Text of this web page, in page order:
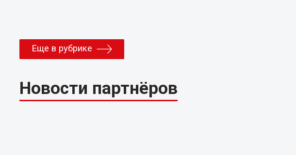
Еще в рубрике
Новости партнёров